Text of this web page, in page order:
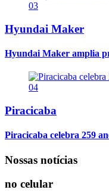
03
Hyundai Maker
Hyundai Maker amplia
04
Piracicaba
Piracicaba celebra 259
Nossas notícias
no celular